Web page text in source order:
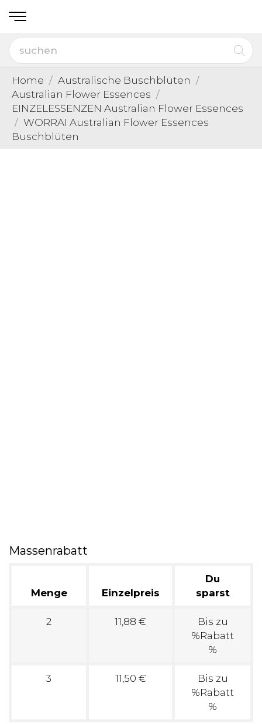
Home
Australische Buschblüten
Australian Flower Essences
EINZELESSENZEN Australian Flower Essences
WORRAI Australian Flower Essences
Buschblüten
Massenrabatt
Menge Einzelpreis
Du
sparst
2 11,88 €
Bis zu
%Rabatt
%
3 11,50 €
Bis zu
%Rabatt
%